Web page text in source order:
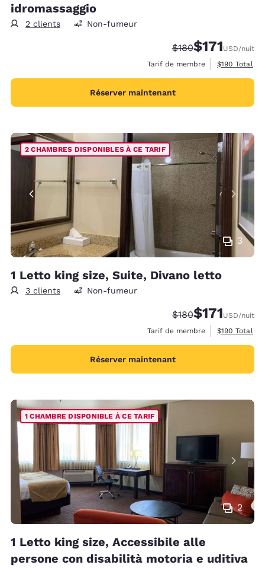
idromassaggio
2 clients Non-fumeur
Tarif barré :
$180Tarif réduit :
$171USD/nuit
Tarif de membre
Afficher les
$190 Total
Réserver maintenant
3
2 CHAMBRES DISPONIBLES À CE TARIF
1 Letto king size, Suite, Divano letto
3 clients Non-fumeur
Tarif barré :
$180Tarif réduit :
$171USD/nuit
Tarif de membre
Afficher les
$190 Total
Réserver maintenant
2
1 CHAMBRE DISPONIBLE À CE TARIF
1 Letto king size, Accessibile alle
persone con disabilità motoria e uditiva